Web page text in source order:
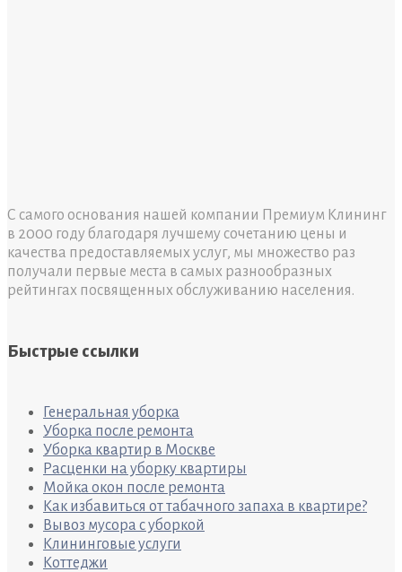
С самого основания нашей компании Премиум Клининг
в 2000 году благодаря лучшему сочетанию цены и
качества предоставляемых услуг, мы множество раз
получали первые места в самых разнообразных
рейтингах посвященных обслуживанию населения.
Быстрые ссылки
Генеральная уборка
Уборка после ремонта
Уборка квартир в Москве
Расценки на уборку квартиры
Мойка окон после ремонта
Как избавиться от табачного запаха в квартире?
Вывоз мусора с уборкой
Клининговые услуги
Коттеджи